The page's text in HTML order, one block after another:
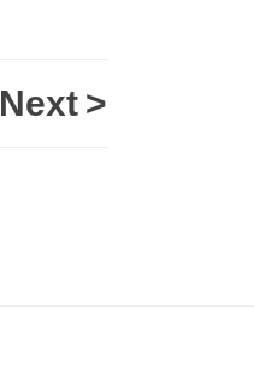
Next >